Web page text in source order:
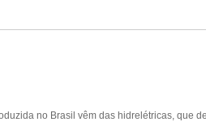
no Brasil vêm das hidrelétricas, que